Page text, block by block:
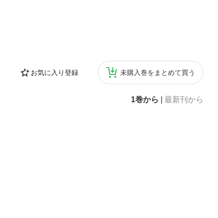
お気に入り登録 未購入巻をまとめて買う
1巻から 最新刊から